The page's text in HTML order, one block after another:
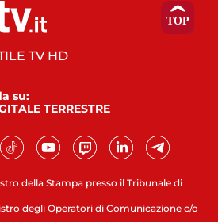
della Stampa presso il Tribunale di
degli Operatori di Comunicazione c/o
TV HD
su:
TERRESTRE